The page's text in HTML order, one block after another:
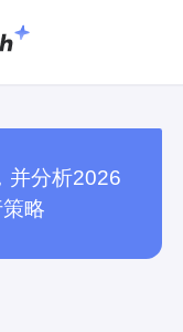
并分析2026
略